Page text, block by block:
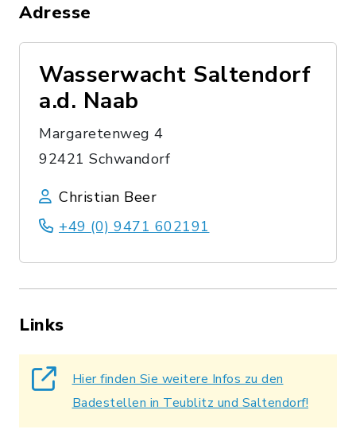
Adresse
Wasserwacht Saltendorf
a.d. Naab
Margaretenweg 4
92421 Schwandorf
Christian Beer
+49 (0) 9471 602191
Links
Hier finden Sie weitere Infos zu den
Badestellen in Teublitz und Saltendorf!